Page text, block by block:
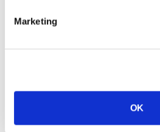
Marketing
OK
Alitalia,
“Oggi finisce un’era, perché
nostra compagnia di bandiera